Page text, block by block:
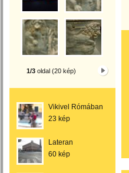
1/3 oldal (20 kép)
Vikivel Rómában
23 kép
Lateran
60 kép